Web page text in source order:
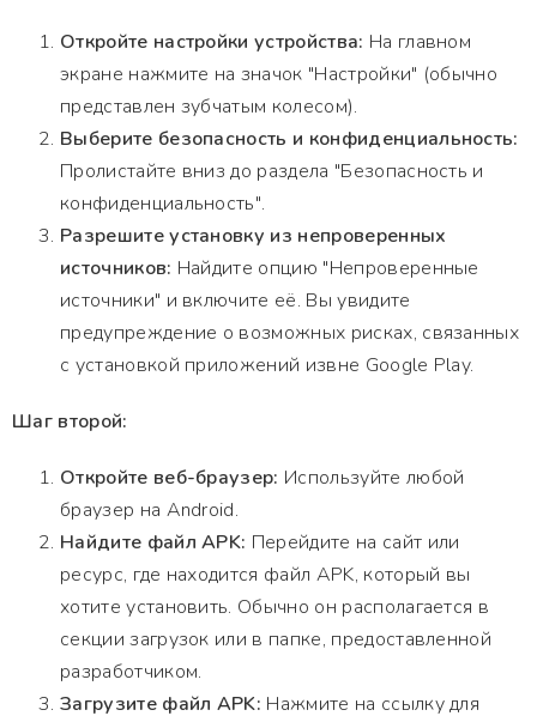
Откройте настройки устройства: На главном
экране нажмите на значок "Настройки" (обычно
представлен зубчатым колесом).
Выберите безопасность и конфиденциальность:
Пролистайте вниз до раздела "Безопасность и
конфиденциальность".
Разрешите установку из непроверенных
источников: Найдите опцию "Непроверенные
источники" и включите её. Вы увидите
предупреждение о возможных рисках, связанных
с установкой приложений извне Google Play.
Шаг второй:
Откройте веб-браузер: Используйте любой
браузер на Android.
Найдите файл APK: Перейдите на сайт или
ресурс, где находится файл APK, который вы
хотите установить. Обычно он располагается в
секции загрузок или в папке, предоставленной
разработчиком.
Загрузите файл APK: Нажмите на ссылку для